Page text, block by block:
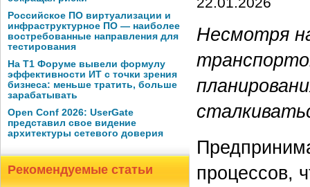
Российское ПО виртуализации и
инфраструктурное ПО — наиболее
востребованные направления для
тестирования
На Т1 Форуме вывели формулу
эффективности ИТ с точки зрения
бизнеса: меньше тратить, больше
зарабатывать
Open Conf 2026: UserGate
представил свое видение
архитектуры сетевого доверия
Рекомендуемые статьи
Несмотря
процессов,